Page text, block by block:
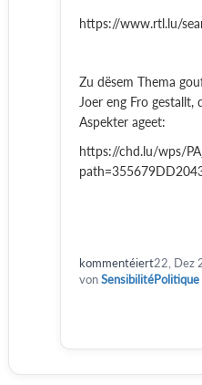
https://www.rtl.lu/
Zu dësem Thema
Joer eng Fro gestallt,
Aspekter ageet:
https://chd.lu/wps/
kommentéiert22, Dez
vonSensibilitéPolitique